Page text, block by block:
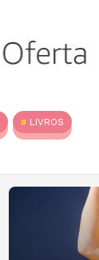
LIVROS